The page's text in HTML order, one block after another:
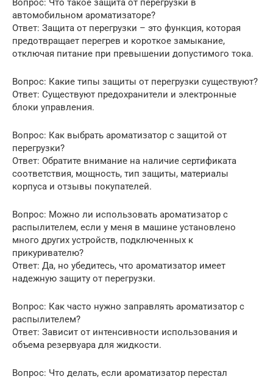
Вопрос: Что такое защита от перегрузки в
автомобильном ароматизаторе?
Ответ: Защита от перегрузки – это функция, которая
предотвращает перегрев и короткое замыкание,
отключая питание при превышении допустимого тока.
Вопрос: Какие типы защиты от перегрузки существуют?
Ответ: Существуют предохранители и электронные
блоки управления.
Вопрос: Как выбрать ароматизатор с защитой от
перегрузки?
Ответ: Обратите внимание на наличие сертификата
соответствия, мощность, тип защиты, материалы
корпуса и отзывы покупателей.
Вопрос: Можно ли использовать ароматизатор с
распылителем, если у меня в машине установлено
много других устройств, подключенных к
прикуривателю?
Ответ: Да, но убедитесь, что ароматизатор имеет
надежную защиту от перегрузки.
Вопрос: Как часто нужно заправлять ароматизатор с
распылителем?
Ответ: Зависит от интенсивности использования и
объема резервуара для жидкости.
Вопрос: Что делать, если ароматизатор перестал